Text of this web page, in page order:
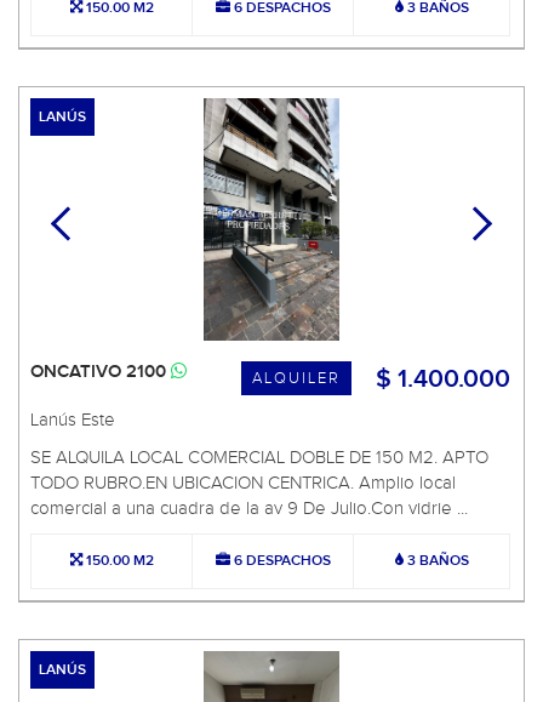
150.00 M2 6 DESPACHOS 3 BAÑOS
LANÚS
$ 1.400.000
ALQUILER
ONCATIVO 2100
Lanús Este
SE ALQUILA LOCAL COMERCIAL DOBLE DE 150 M2. APTO
TODO RUBRO.EN UBICACION CENTRICA. Amplio local
comercial a una cuadra de la av 9 De Julio.Con vidrie ...
150.00 M2 6 DESPACHOS 3 BAÑOS
LANÚS